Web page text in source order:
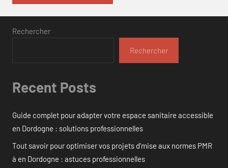
Rechercher
Rechercher
Recent Posts
Guide complet pour adapter votre espace sanitaire accessible
en Dordogne : solutions professionnelles
Tout savoir pour optimiser vos projets d’mise aux normes PMR
à en Dordogne : astuces professionnelles